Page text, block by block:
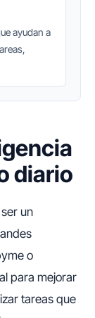
ayudan a
diario
un
o
para mejorar
tareas que